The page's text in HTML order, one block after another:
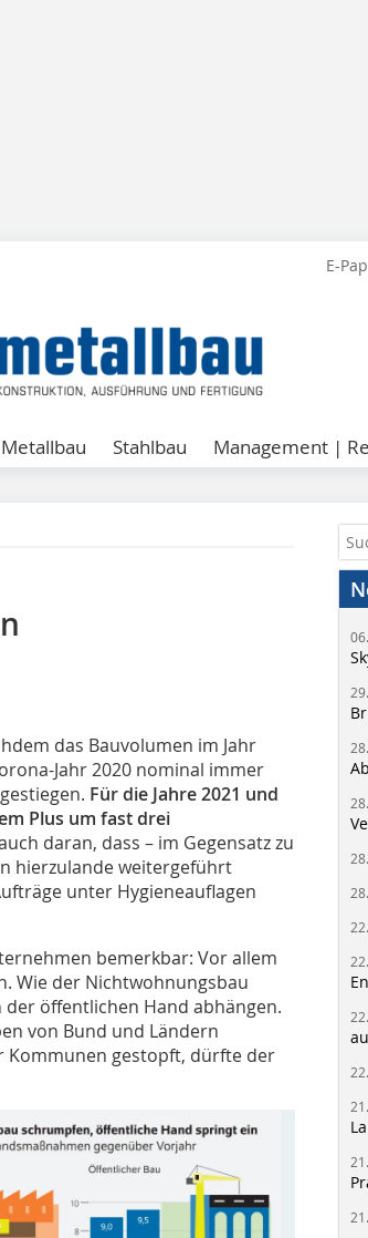
E-
Metallbau Stahlbau Management |
das Bauvolumen im Jahr
Jahr 2020 nominal immer
Für die Jahre 2021 und
Plus um fast drei
daran, dass – im Gegensatz zu
hierzulande weitergeführt
unter Hygieneauflagen
bemerkbar: Vor allem
Wie der Nichtwohnungsbau
öffentlichen Hand abhängen.
von Bund und Ländern
Kommunen gestopft, dürfte der